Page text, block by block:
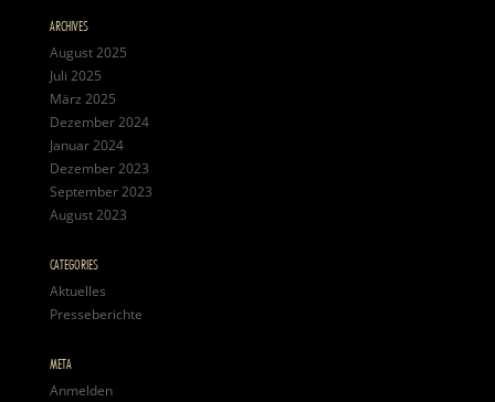
ARCHIVES
August 2025
Juli 2025
März 2025
Dezember 2024
Januar 2024
Dezember 2023
September 2023
August 2023
CATEGORIES
Aktuelles
Presseberichte
META
Anmelden